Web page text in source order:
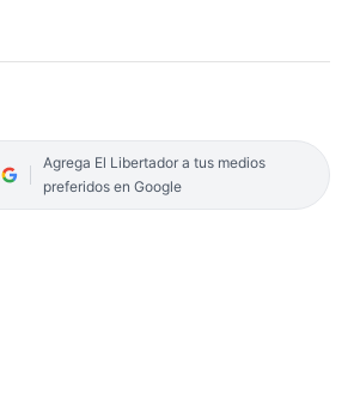
Agrega El Libertador a tus medios
preferidos en Google